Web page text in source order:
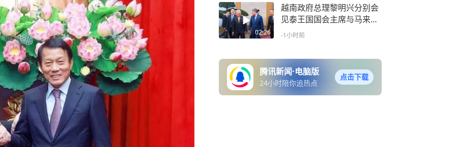
02:26
越南政府总理黎明兴分别会
见泰王国国会主席与马来西
亚驻越南大使
-1小时前
腾讯新闻·电脑版
24小时陪你追热点
点击下载